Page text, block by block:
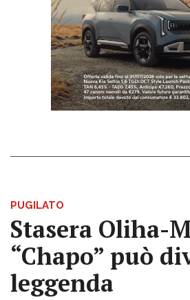
PUGILATO
Stasera Oliha-
“Chapo” può
leggenda